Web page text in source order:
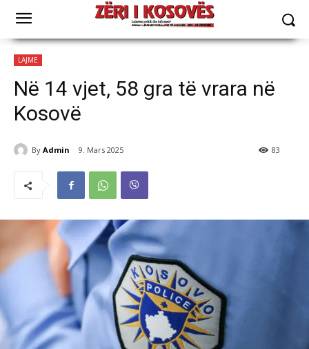
LAJME
Në 14 vjet, 58 gra të vrara në
Kosovë
By Admin 9. Mars 2025 83